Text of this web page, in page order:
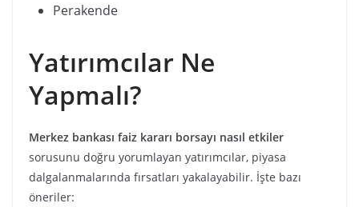
Perakende
Yatırımcılar Ne
Yapmalı?
Merkez bankası faiz kararı borsayı nasıl etkiler
sorusunu doğru yorumlayan yatırımcılar, piyasa
dalgalanmalarında fırsatları yakalayabilir. İşte bazı
öneriler: